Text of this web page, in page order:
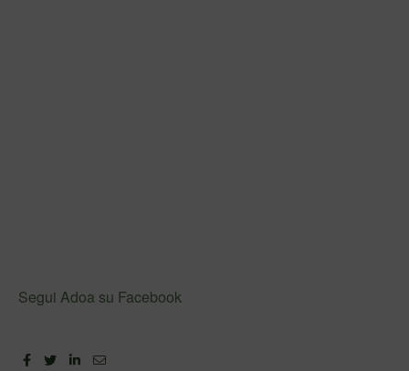
Segui Adoa su Facebook
FacebookTwitterLinkedin
Email